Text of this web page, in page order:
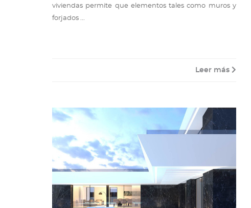
viviendas permite que elementos tales como muros y
forjados ...
Leer más